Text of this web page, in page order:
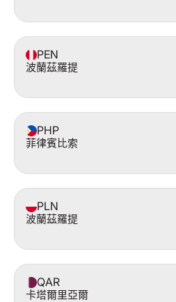
PEN
波蘭茲羅提
PHP
菲律賓比索
PLN
波蘭茲羅提
QAR
卡塔爾里亞爾